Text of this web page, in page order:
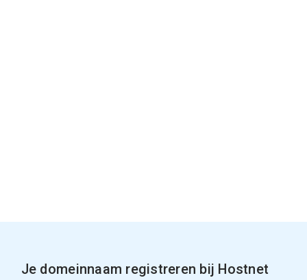
Je domeinnaam registreren bij Hostnet